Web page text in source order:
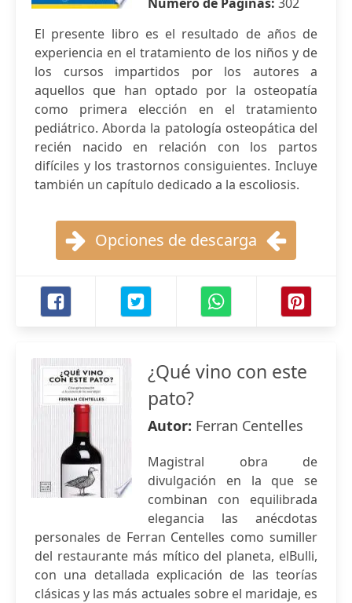
El presente libro es el resultado de años de
experiencia en el tratamiento de los niños y de
los cursos impartidos por los autores a
aquellos que han optado por la osteopatía
como primera elección en el tratamiento
pediátrico. Aborda la patología osteopática del
recién nacido en relación con los partos
difíciles y los trastornos consiguientes. Incluye
también un capítulo dedicado a la escoliosis.
Opciones de descarga
¿Qué vino con este
pato?
Autor: Ferran Centelles
Magistral obra de
divulgación en la que se
combinan con equilibrada
elegancia las anécdotas
personales de Ferran Centelles como sumiller
del restaurante más mítico del planeta, elBulli,
con una detallada explicación de las teorías
clásicas y las más actuales sobre el maridaje, es